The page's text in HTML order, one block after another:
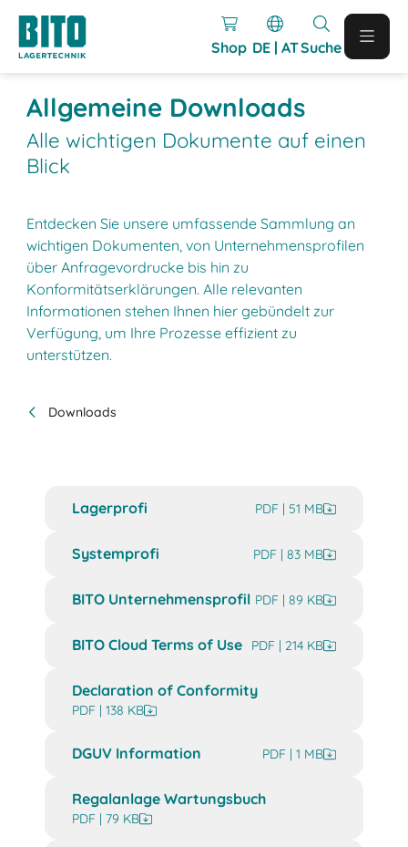
Shop DE | ATSuche
Allgemeine Downloads
Alle wichtigen Dokumente auf einen
Blick
Entdecken Sie unsere umfassende Sammlung an
wichtigen Dokumenten, von Unternehmensprofilen
über Anfragevordrucke bis hin zu
Konformitätserklärungen. Alle relevanten
Informationen stehen Ihnen hier gebündelt zur
Verfügung, um Ihre Prozesse effizient zu
unterstützen.
Downloads
Lagerprofi PDF | 51 MB
Systemprofi PDF | 83 MB
BITO Unternehmensprofil PDF | 89 KB
BITO Cloud Terms of Use PDF | 214 KB
Declaration of Conformity
PDF | 138 KB
DGUV Information PDF | 1 MB
Regalanlage Wartungsbuch
PDF | 79 KB